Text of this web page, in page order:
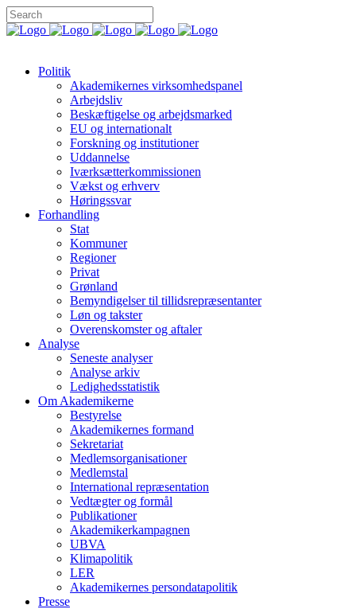
Politik
Akademikernes virksomhedspanel
Arbejdsliv
Beskæftigelse og arbejdsmarked
EU og internationalt
Forskning og institutioner
Uddannelse
Iværksætterkommissionen
Vækst og erhverv
Høringssvar
Forhandling
Stat
Kommuner
Regioner
Privat
Grønland
Bemyndigelser til tillidsrepræsentanter
Løn og takster
Overenskomster og aftaler
Analyse
Seneste analyser
Analyse arkiv
Ledighedsstatistik
Om Akademikerne
Bestyrelse
Akademikernes formand
Sekretariat
Medlemsorganisationer
Medlemstal
International repræsentation
Vedtægter og formål
Publikationer
Akademikerkampagnen
UBVA
Klimapolitik
LER
Akademikernes persondatapolitik
Presse